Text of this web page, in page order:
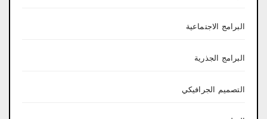
البرامج الاجتماعية
البرامج الجذرية
التصميم الجرافيكي